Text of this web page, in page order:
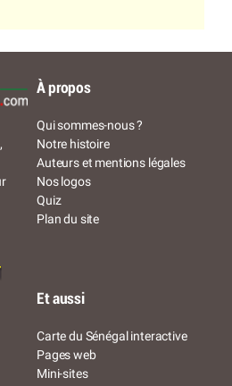
À propos
Qui sommes-nous ?
Notre histoire
Auteurs et mentions légales
Nos logos
Quiz
Plan du site
Et aussi
Carte du Sénégal interactive
Pages web
Mini-sites